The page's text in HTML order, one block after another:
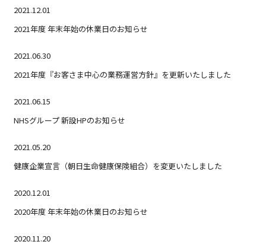
2021.12.01
2021年度 年末年始の休業日のお知らせ
2021.06.30
2021年度『お客さま中心の業務運営方針』を更新いたしました
2021.06.15
NHSグループ 新設HPのお知らせ
2021.05.20
健康企業宣言（朝日生命健康保険組合）を変更いたしました
2020.12.01
2020年度 年末年始の休業日のお知らせ
2020.11.20